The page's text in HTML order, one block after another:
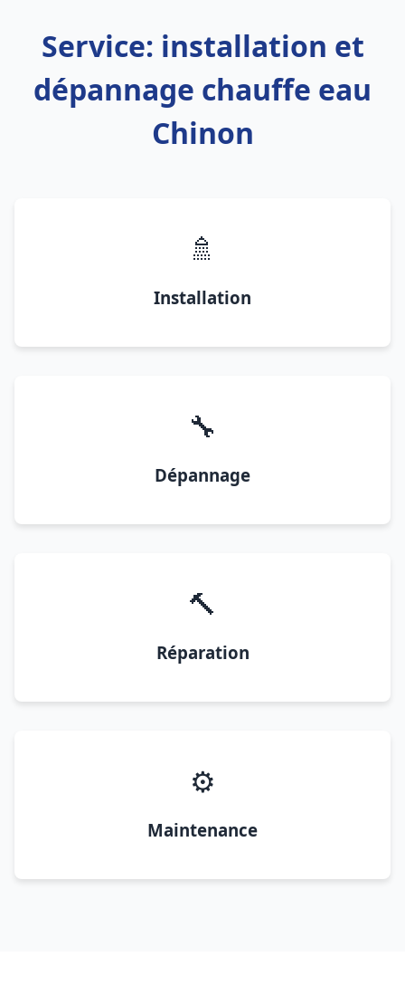
Service: installation et
dépannage chauffe eau
Chinon
🚿
Installation
🔧
Dépannage
🔨
Réparation
⚙️
Maintenance